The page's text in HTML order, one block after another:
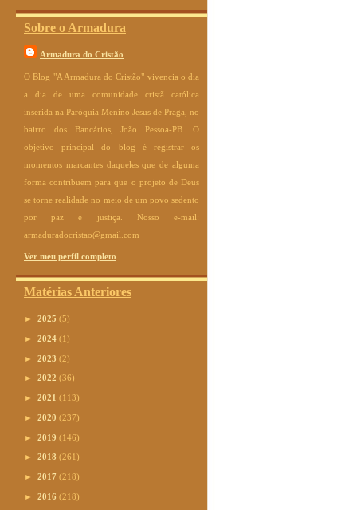
Sobre o Armadura
Armadura do Cristão
O Blog "A Armadura do Cristão" vivencia o dia
a dia de uma comunidade cristã católica
inserida na Paróquia Menino Jesus de Praga, no
bairro dos Bancários, João Pessoa-PB. O
objetivo principal do blog é registrar os
momentos marcantes daqueles que de alguma
forma contribuem para que o projeto de Deus
se torne realidade no meio de um povo sedento
por paz e justiça. Nosso e-mail:
armaduradocristao@gmail.com
Ver meu perfil completo
Matérias Anteriores
► 2025 (5)
► 2024 (1)
► 2023 (2)
► 2022 (36)
► 2021 (113)
► 2020 (237)
► 2019 (146)
► 2018 (261)
► 2017 (218)
► 2016 (218)